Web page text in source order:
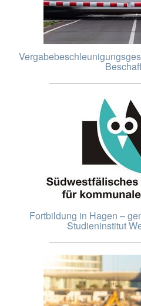
Fortbildung in Hagen –
Studieninstitut